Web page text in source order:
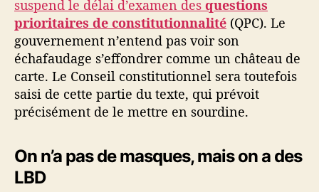
suspend le délai d’examen des questions
prioritaires de constitutionnalité (QPC). Le
gouvernement n’entend pas voir son
échafaudage s’effondrer comme un château de
carte. Le Conseil constitutionnel sera toutefois
saisi de cette partie du texte, qui prévoit
précisément de le mettre en sourdine.
On n’a pas de masques, mais on a des
LBD